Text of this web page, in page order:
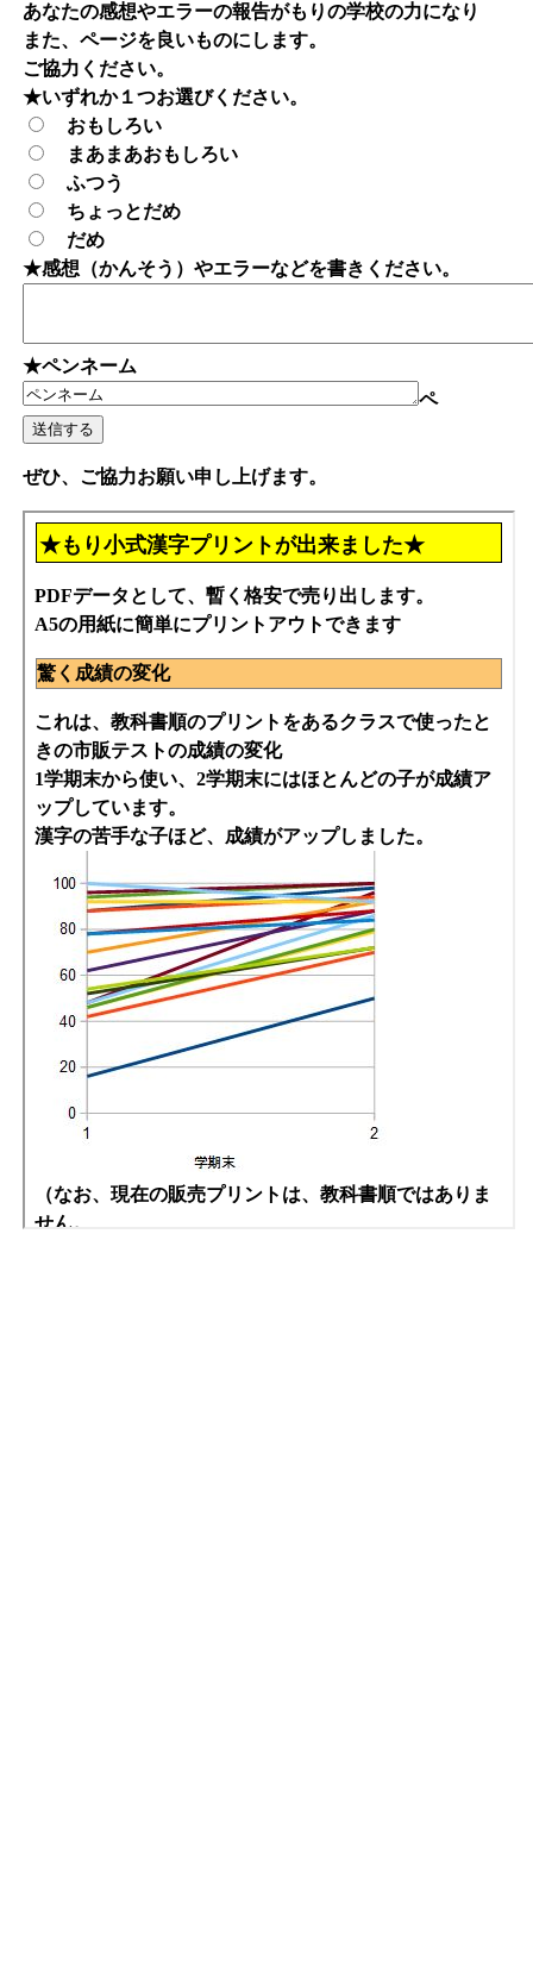
あなたの感想やエラーの報告がもりの学校の力になり
また、ページを良いものにします。
ご協力ください。
★いずれか１つお選びください。
おもしろい
まあまあおもしろい
ふつう
ちょっとだめ
だめ
★感想（かんそう）やエラーなどを書きください。
★ペンネーム
ペ
ぜひ、ご協力お願い申し上げます。